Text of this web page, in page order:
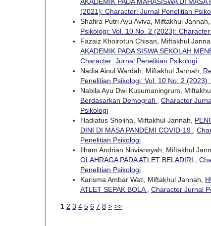
(2021): Character: Jurnal Penelitian
Shafira Putri Ayu Aviva, Miftakhul Jannah,
Psikologi: Vol. 10 No. 2 (2023):
Fazaiz Khoirotun Chisan, Miftakhul
AKADEMIK PADA SISWA SEKOLAH
Character: Jurnal Penelitian Psikologi
Nadia Ainul Wardah, Miftakhul Jannah,
Penelitian Psikologi: Vol. 10 No. 2
Nabila Ayu Dwi Kusumaningrum,
Berdasarkan Demografi
Character
Psikologi
Hadiatus Sholiha, Miftakhul Jannah,
DINI DI MASA PANDEMI COVID-19
Penelitian Psikologi
Ilham Andrian Noviansyah, Miftakhul
OLAHRAGA PADA ATLET BELADIRI
Penelitian Psikologi
Karisma Ambar Wati, Miftakhul Jannah,
ATLET SEPAK BOLA
Character Jurnal
1 2 3 4 5 6 7 8 > >>